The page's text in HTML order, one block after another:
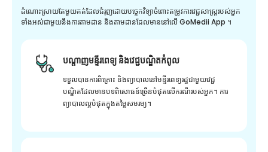
ដំណោះស្រាយតែមួយគត់ដែលជំរុញដោយបច្ចេកវិទ្យាចំពោះតម្រូវការវេជ្ជសាស្រ្តរបស់អ្នក
ទាំងអស់ជាមួយនឹងការតាមដាន និងតាមដានដែលមាននៅលើ GoMedii App ។
បណ្តាញមន្ទីរពេទ្យ និងវេជ្ជបណ្ឌិតកំពូល
ទទួលបានការពិគ្រោះ និងព្យាបាលនៅមន្ទីរពេទ្យរដ្ឋជាមួយវេជ្ជ
បណ្ឌិតដែលមានបទពិសោធន៍ច្រើនបំផុតលើករណីរបស់អ្នក។ ការ
ព្យាបាលល្អបំផុតក្នុងតម្លៃសមរម្យ។